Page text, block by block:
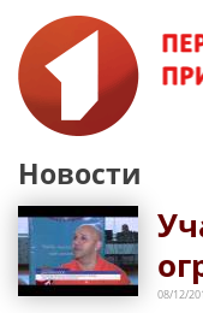
Новости
08/12/